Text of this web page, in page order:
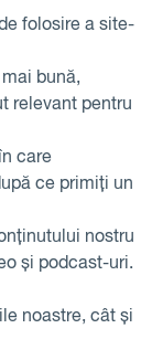
folosire a site-
bună,
relevant pentru
care
ce primiți un
nostru
și podcast-uri.
noastre, cât și